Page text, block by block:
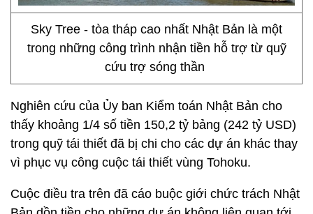
Sky Tree - tòa tháp cao nhất Nhật Bản là một
trong những công trình nhận tiền hỗ trợ từ quỹ
cứu trợ sóng thần
Nghiên cứu của Ủy ban Kiểm toán Nhật Bản cho
thấy khoảng 1/4 số tiền 150,2 tỷ bảng (242 tỷ USD)
trong quỹ tái thiết đã bị chi cho các dự án khác thay
vì phục vụ công cuộc tái thiết vùng Tohoku.
Cuộc điều tra trên đã cáo buộc giới chức trách Nhật